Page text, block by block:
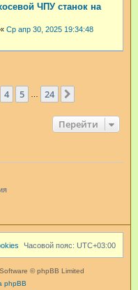
ЧПУ станок на
« Ср апр 30, 2025 19:34:48
из 24
4 5 24
Перейти
Часовой пояс: UTC+03:00
© phpBB Limited
phpBB